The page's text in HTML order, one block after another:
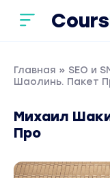
Cours
Главная » SEO и
Шаолинь. Пакет
Михаил
Про